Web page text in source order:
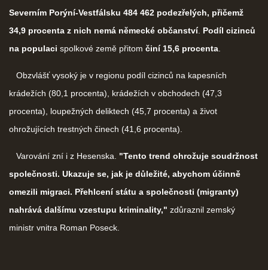
Severním Porýní-Vestfálsku 484 462 podezřelých, přičemž
34,9 procenta z nich nemá německé občanství. Podíl cizinců
na populaci spolkové země přitom činí 15,6 procenta
Obzvlášť vysoký je v regionu podíl cizinců na kapesních
krádežích (80,1 procenta), krádežích v obchodech (47,3
procenta), loupežných deliktech (45,7 procenta) a život
ohrožujících trestných činech (41,6 procenta).
Varování zní i z Hesenska. "Tento trend ohrožuje soudržnost
společnosti. Ukazuje se, jak je důležité, abychom účinně
omezili migraci. Přehlcení státu a společnosti (migranty)
nahrává dalšímu vzestupu kriminality," zdůraznil zemský
ministr vnitra Roman Poseck.